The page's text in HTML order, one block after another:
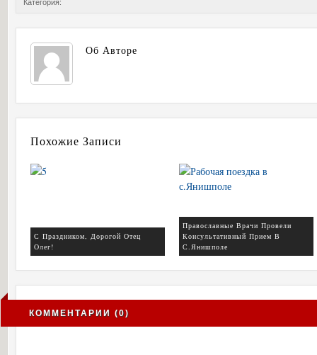
Категория:
Об Авторе
Похожие Записи
С Праздником, Дорогой Отец
Олег!
Православные Врачи Провели
Консультативный Прием В
С.Янишполе
КОММЕНТАРИИ (0)